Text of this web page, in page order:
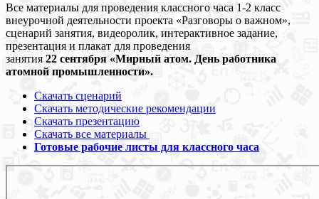
Все материалы для проведения классного часа 1-2 класс
внеурочной деятельности проекта «Разговоры о важном»,
сценарий занятия, видеоролик, интерактивное задание,
презентация и плакат для проведения
занятия 22 сентября «Мирный атом. День работника
атомной промышленности».
Скачать сценарий
Скачать методические рекомендации
Скачать презентацию
Скачать все материалы
Готовые рабочие листы для классного часа